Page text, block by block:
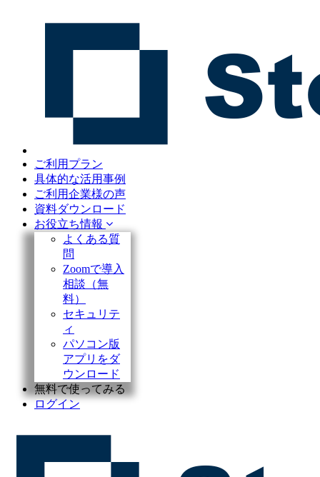
ご利用プラン
具体的な活用事例
ご利用企業様の声
資料ダウンロード
お役立ち情報
よくある質
問
Zoomで導入
相談（無
料）
セキュリテ
ィ
パソコン版
アプリをダ
ウンロード
無料で使ってみる
ログイン